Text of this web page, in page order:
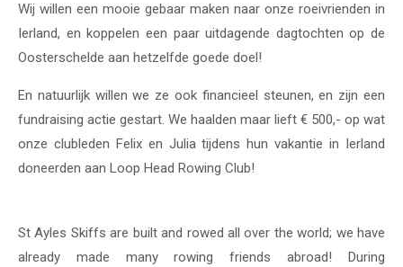
Wij willen een mooie gebaar maken naar onze roeivrienden in
Ierland, en koppelen een paar uitdagende dagtochten op de
Oosterschelde aan hetzelfde goede doel!
En natuurlijk willen we ze ook financieel steunen, en zijn een
fundraising actie gestart. We haalden maar lieft € 500,- op wat
onze clubleden Felix en Julia tijdens hun vakantie in Ierland
doneerden aan Loop Head Rowing Club!
St Ayles Skiffs are built and rowed all over the world; we have
already made many rowing friends abroad!
During